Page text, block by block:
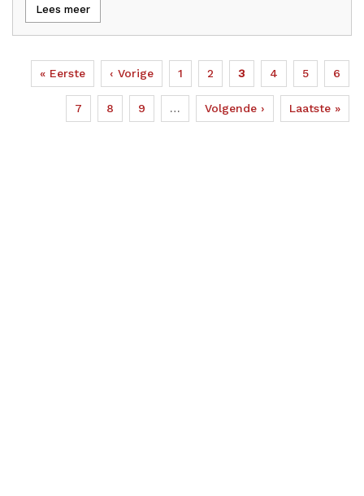
Lees meer
Paginering
Eerste
pagina
« Eerste
Vorige
pagina
‹ Vorige Page
1 Page
2
Huidige
pagina
3 Page
4 Page
5 Page
6
Page
7 Page
8 Page
9 …
Volgende
pagina
Volgende ›
Laatste
pagina
Laatste »